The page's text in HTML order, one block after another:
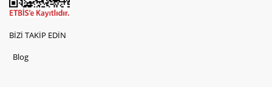
BİZİ TAKİP EDİN
Blog